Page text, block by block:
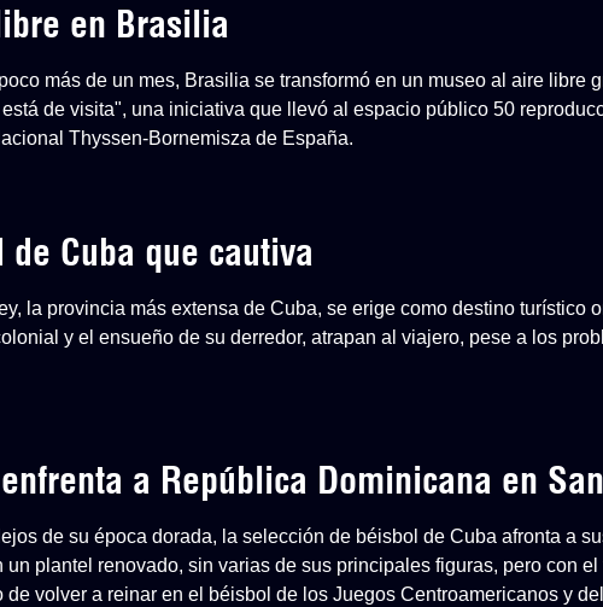
en Brasilia
más de un mes, Brasilia se transformó en un museo al aire libre
de visita", una iniciativa que llevó al espacio público 50
Thyssen-Bornemisza de España.
Cuba que cautiva
la provincia más extensa de Cuba, se erige como destino turístico
y el ensueño de su derredor, atrapan al viajero, pese a los
a República Dominicana en
de su época dorada, la selección de béisbol de Cuba afronta a
un plantel renovado, sin varias de sus principales figuras, pero con el
de volver a reinar en el béisbol de los Juegos Centroamericanos y